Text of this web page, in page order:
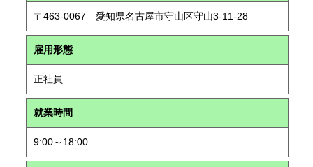
〒463-0067 愛知県名古屋市守山区守山3-11-28
雇用形態
正社員
就業時間
9:00～18:00